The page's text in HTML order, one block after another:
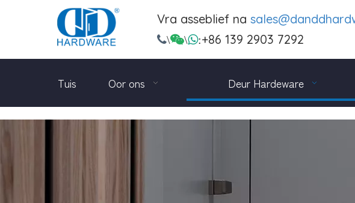
Vra asseblief na
\\:+86 139 2903 7292
Tuis Oor ons Deur Hardeware